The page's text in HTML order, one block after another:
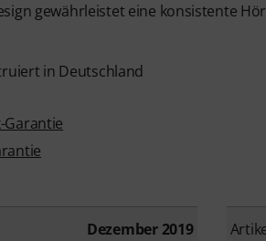
gewährleistet eine konsistente
in Deutschland
Garantie
Dezember 2019